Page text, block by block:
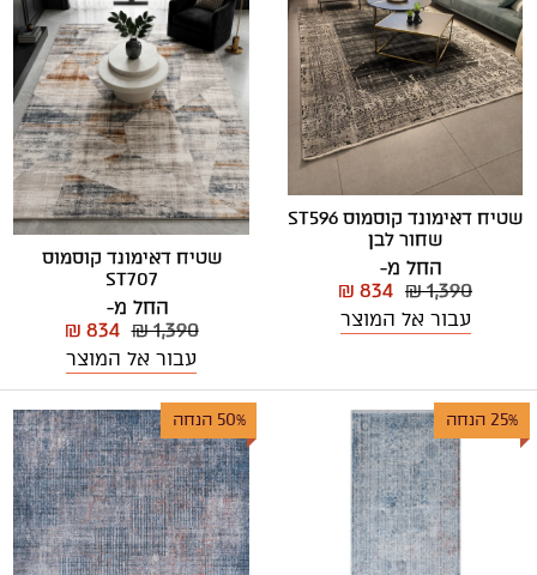
שטיח דאימונד קוסמוס ST596
שחור לבן
החל מ-
₪ 1,390
₪ 834
עבור אל המוצר
שטיח דאימונד קוסמוס
ST707
החל מ-
₪ 1,390
₪ 834
עבור אל המוצר
25% הנחה 50% הנחה